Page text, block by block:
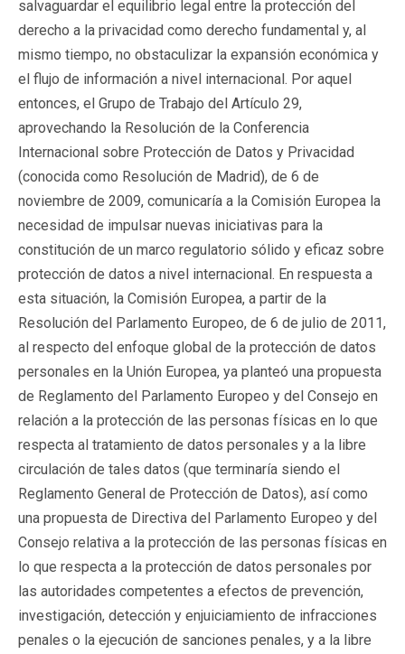
salvaguardar el equilibrio legal entre la protección del
derecho a la privacidad como derecho fundamental y, al
mismo tiempo, no obstaculizar la expansión económica y
el flujo de información a nivel internacional. Por aquel
entonces, el Grupo de Trabajo del Artículo 29,
aprovechando la Resolución de la Conferencia
Internacional sobre Protección de Datos y Privacidad
(conocida como Resolución de Madrid), de 6 de
noviembre de 2009, comunicaría a la Comisión Europea la
necesidad de impulsar nuevas iniciativas para la
constitución de un marco regulatorio sólido y eficaz sobre
protección de datos a nivel internacional. En respuesta a
esta situación, la Comisión Europea, a partir de la
Resolución del Parlamento Europeo, de 6 de julio de 2011,
al respecto del enfoque global de la protección de datos
personales en la Unión Europea, ya planteó una propuesta
de Reglamento del Parlamento Europeo y del Consejo en
relación a la protección de las personas físicas en lo que
respecta al tratamiento de datos personales y a la libre
circulación de tales datos (que terminaría siendo el
Reglamento General de Protección de Datos), así como
una propuesta de Directiva del Parlamento Europeo y del
Consejo relativa a la protección de las personas físicas en
lo que respecta a la protección de datos personales por
las autoridades competentes a efectos de prevención,
investigación, detección y enjuiciamiento de infracciones
penales o la ejecución de sanciones penales, y a la libre